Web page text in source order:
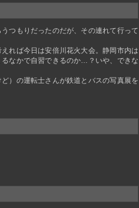
つもりだったのだが、その連れて行って
れば今日は安倍川花火大会。静岡市内は
なかで自習できるのか…？いや、できな
）の運転士さんが鉄道とバスの写真展を